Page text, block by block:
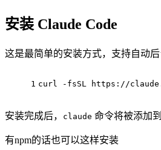
安装 Claude Code
这是最简单的安装方式，支持自动后
1 curl -fsSL https://
安装完成后， claude 命令将被添加
有npm的话也可以这样安装